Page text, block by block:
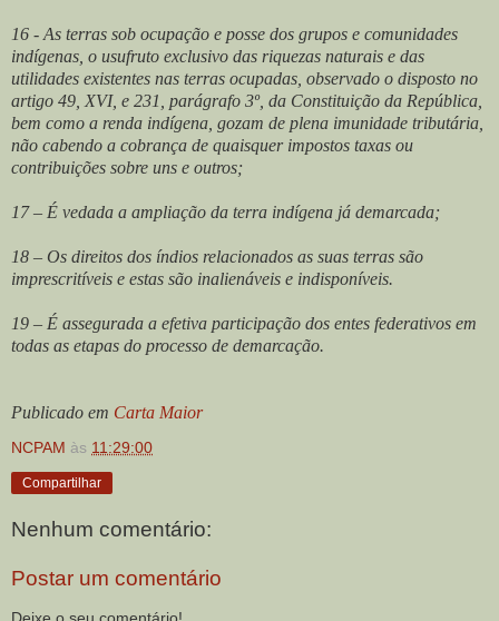
16 - As terras sob ocupação e posse dos grupos e comunidades
indígenas, o usufruto exclusivo das riquezas naturais e das
utilidades existentes nas terras ocupadas, observado o disposto no
artigo 49, XVI, e 231, parágrafo 3º, da Constituição da República,
bem como a renda indígena, gozam de plena imunidade tributária,
não cabendo a cobrança de quaisquer impostos taxas ou
contribuições sobre uns e outros;
17 – É vedada a ampliação da terra indígena já demarcada;
18 – Os direitos dos índios relacionados as suas terras são
imprescritíveis e estas são inalienáveis e indisponíveis.
19 – É assegurada a efetiva participação dos entes federativos em
todas as etapas do processo de demarcação.
Publicado em Carta Maior
NCPAM às 11:29:00
Compartilhar
Nenhum comentário:
Postar um comentário